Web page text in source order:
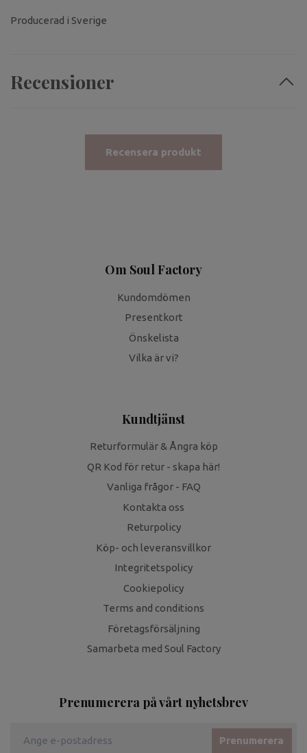
Producerad i Sverige
Recensioner
Recensera produkt
Om Soul Factory
Kundomdömen
Presentkort
Önskelista
Vilka är vi?
Kundtjänst
Returformulär & Ångra köp
QR Kod för retur - skapa här!
Vanliga frågor - FAQ
Kontakta oss
Returpolicy
Köp- och leveransvillkor
Integritetspolicy
Cookiepolicy
Terms and conditions
Företagsförsäljning
Samarbeta med Soul Factory
Prenumerera på vårt nyhetsbrev
Prenumerera